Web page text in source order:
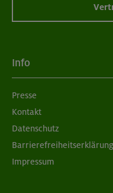
Info
Presse
Kontakt
Datenschutz
Barrierefreiheitserklärung
Impressum